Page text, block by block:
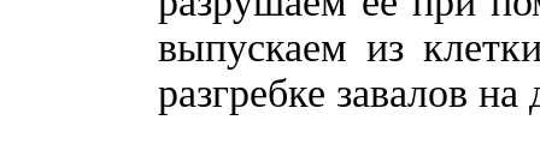
выпускаем из
разгребке завалов на